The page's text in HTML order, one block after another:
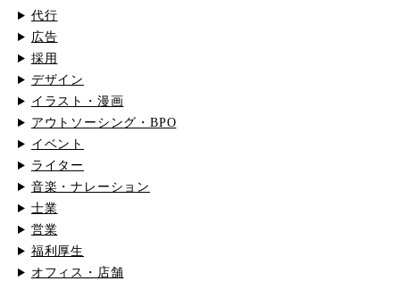
代行
広告
採用
デザイン
イラスト・漫画
アウトソーシング・BPO
イベント
ライター
音楽・ナレーション
士業
営業
福利厚生
オフィス・店舗